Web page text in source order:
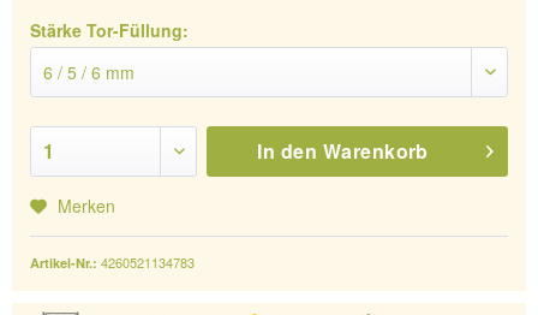
Stärke Tor-Füllung:
In den Warenkorb
Merken
Artikel-Nr.: 4260521134783